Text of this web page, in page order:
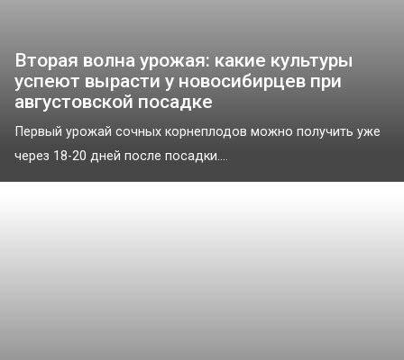
Вторая волна урожая: какие культуры
успеют вырасти у новосибирцев при
августовской посадке
Первый урожай сочных корнеплодов можно получить уже
через 18-20 дней после посадки....